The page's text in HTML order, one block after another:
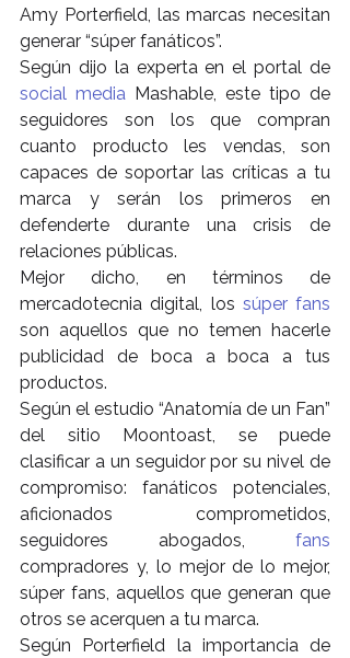
Amy Porterfield, las marcas necesitan
generar “súper fanáticos”.
social media Mashable, este tipo de
seguidores son los que compran
cuanto producto les vendas, son
capaces de soportar las críticas a tu
marca y serán los primeros en
defenderte durante una crisis de
relaciones públicas.
Mejor dicho, en términos de
mercadotecnia digital, los súper fans
son aquellos que no temen hacerle
publicidad de boca a boca a tus
productos.
Según el estudio “Anatomía de un Fan”
del sitio Moontoast, se puede
clasificar a un seguidor por su nivel de
compromiso: fanáticos potenciales,
aficionados comprometidos,
seguidores abogados, fans
compradores y, lo mejor de lo mejor,
súper fans, aquellos que generan que
otros se acerquen a tu marca.
Según Porterfield la importancia de